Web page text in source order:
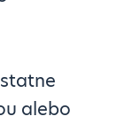
alebo